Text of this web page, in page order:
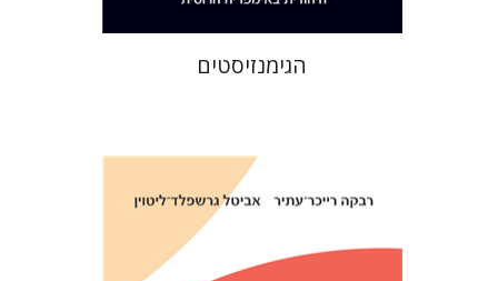
הגימנזיסטים
אביטל גרשפלד-ליטוין
רבקה